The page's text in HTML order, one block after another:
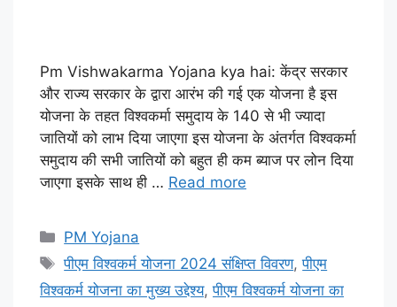
Pm Vishwakarma Yojana kya hai: केंद्र सरकार
और राज्य सरकार के द्वारा आरंभ की गई एक योजना है इस
योजना के तहत विश्वकर्मा समुदाय के 140 से भी ज्यादा
जातियों को लाभ दिया जाएगा इस योजना के अंतर्गत विश्वकर्मा
समुदाय की सभी जातियों को बहुत ही कम ब्याज पर लोन दिया
जाएगा इसके साथ ही … Read more
Categories
PM Yojana
Tags
पीएम विश्वकर्म योजना 2024 संक्षिप्त विवरण,पीएम
विश्वकर्म योजना का मुख्य उद्देश्य,पीएम विश्वकर्म योजना का